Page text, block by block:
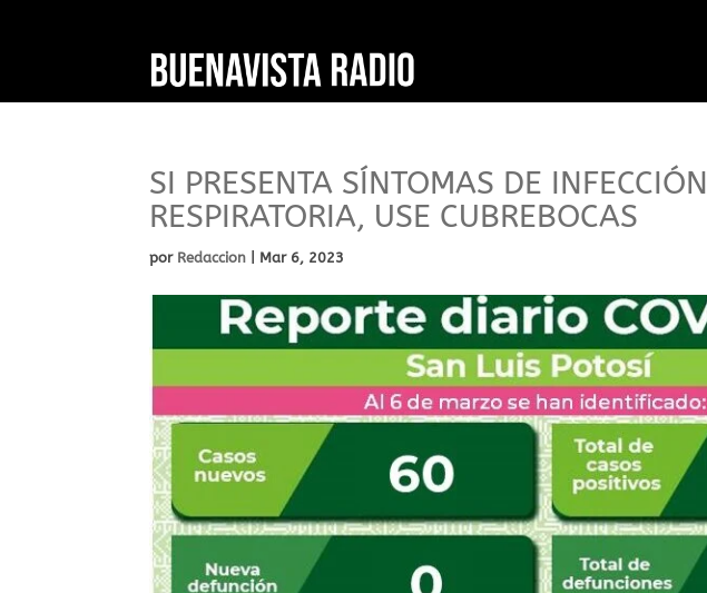
SI PRESENTA SÍNTOMAS DE INFECCIÓN
RESPIRATORIA, USE CUBREBOCAS
por Redaccion Mar 6, 2023